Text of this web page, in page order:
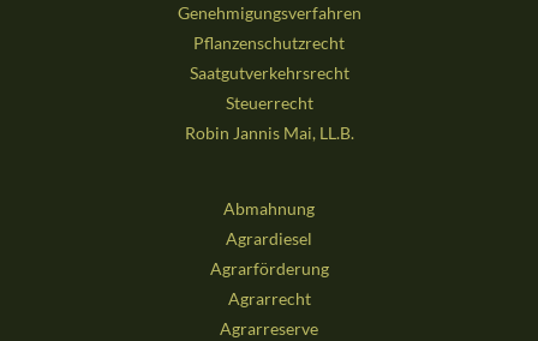
Genehmigungsverfahren
Pflanzenschutzrecht
Saatgutverkehrsrecht
Steuerrecht
Robin Jannis Mai, LL.B.
Abmahnung
Agrardiesel
Agrarförderung
Agrarrecht
Agrarreserve